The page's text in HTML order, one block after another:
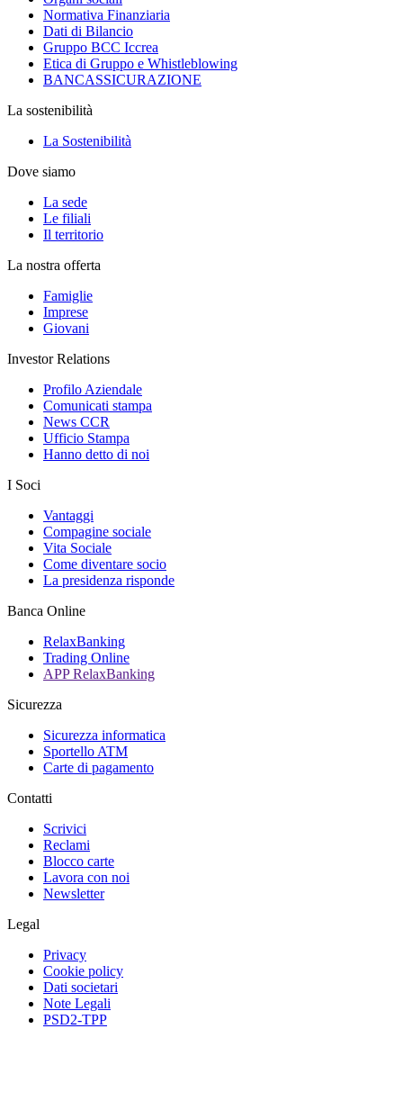
Normativa Finanziaria
Dati di Bilancio
Gruppo BCC Iccrea
Etica di Gruppo e Whistleblowing
BANCASSICURAZIONE
La sostenibilità
La Sostenibilità
Dove siamo
La sede
Le filiali
Il territorio
La nostra offerta
Famiglie
Imprese
Giovani
Investor Relations
Profilo Aziendale
Comunicati stampa
News CCR
Ufficio Stampa
Hanno detto di noi
I Soci
Vantaggi
Compagine sociale
Vita Sociale
Come diventare socio
La presidenza risponde
Banca Online
RelaxBanking
Trading Online
APP RelaxBanking
Sicurezza
Sicurezza informatica
Sportello ATM
Carte di pagamento
Contatti
Scrivici
Reclami
Blocco carte
Lavora con noi
Newsletter
Legal
Privacy
Cookie policy
Dati societari
Note Legali
PSD2-TPP